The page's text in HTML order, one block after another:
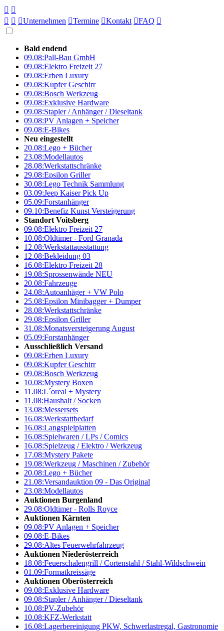
 
  Unternehmen Termine Kontakt FAQ 
Bald endend
09.08:Pall-Bau GmbH
09.08:Elektro Freizeit 27
09.08:Erben Luxury
09.08:Kupfer Geschirr
09.08:Bosch Werkzeug
09.08:Exklusive Hardware
09.08:Stapler / Anhänger / Dieseltank
09.08:PV Anlagen + Speicher
09.08:E-Bikes
Neu eingestellt
20.08:Lego + Bücher
23.08:Modellautos
28.08:Werkstattschränke
29.08:Epsilon Griller
30.08:Lego Technik Sammlung
03.09:Jeep Kaiser Pick Up
05.09:Forstanhänger
09.10:Benefiz Kunst Versteigerung
Standort Voitsberg
09.08:Elektro Freizeit 27
10.08:Oldtimer - Ford Granada
12.08:Werkstattausstattung
12.08:Bekleidung 03
16.08:Elektro Freizeit 28
19.08:Sprossenwände NEU
20.08:Fahrzeuge
24.08:Autoanhäger + VW Polo
25.08:Epsilon Minibagger + Dumper
28.08:Werkstattschränke
29.08:Epsilon Griller
31.08:Monatsversteigerung August
05.09:Forstanhänger
Ausschließlich Versand
09.08:Erben Luxury
09.08:Kupfer Geschirr
09.08:Bosch Werkzeug
10.08:Mystery Boxen
11.08:L´oreal + Mystery
11.08:Haushalt / Socken
13.08:Messersets
16.08:Werkstattbedarf
16.08:Langspielplatten
16.08:Spielwaren / LPs / Comics
16.08:Spielzeug / Elektro / Werkzeug
17.08:Mystery Pakete
19.08:Werkzeug / Maschinen / Zubehör
20.08:Lego + Bücher
21.08:Versandauktion 09 - Das Original
23.08:Modellautos
Auktionen Burgenland
29.08:Oldtimer - Rolls Royce
Auktionen Kärnten
09.08:PV Anlagen + Speicher
09.08:E-Bikes
29.08:Altes Feuerwehrfahrzeug
Auktionen Niederösterreich
18.08:Feuerschalengrill / Cortenstahl / Stahl-Wildschwein
01.09:Formatkreissäge
Auktionen Oberösterreich
09.08:Exklusive Hardware
09.08:Stapler / Anhänger / Dieseltank
10.08:PV-Zubehör
10.08:KFZ-Werkstatt
16.08:Lagerbereinigung PKW, Schwerlastregal, Gastronomie